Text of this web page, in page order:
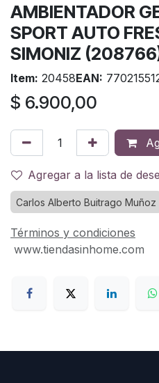
AMBIENTADOR
SPORT AUTO
SIMONIZ
Item: 20458EAN:
$ 6.900,00
Agregar a la lista de
Carlos Alberto Buitrago Muñoz
Términos y condiciones
www.tiendasinhome.com